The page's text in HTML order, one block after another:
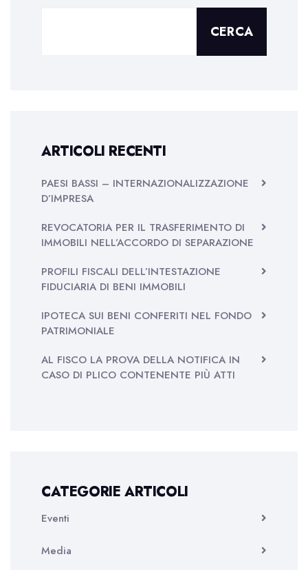
CERCA
ARTICOLI RECENTI
PAESI BASSI – INTERNAZIONALIZZAZIONE
D’IMPRESA
REVOCATORIA PER IL TRASFERIMENTO DI
IMMOBILI NELL’ACCORDO DI SEPARAZIONE
PROFILI FISCALI DELL’INTESTAZIONE
FIDUCIARIA DI BENI IMMOBILI
IPOTECA SUI BENI CONFERITI NEL FONDO
PATRIMONIALE
AL FISCO LA PROVA DELLA NOTIFICA IN
CASO DI PLICO CONTENENTE PIÙ ATTI
CATEGORIE ARTICOLI
Eventi
Media